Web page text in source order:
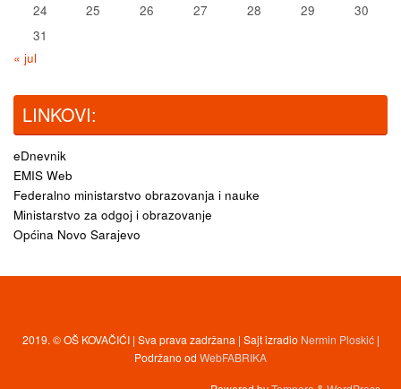
24
25 26 27 28 29
30
31
« jul
LINKOVI:
eDnevnik
EMIS Web
Federalno ministarstvo obrazovanja i nauke
Ministarstvo za odgoj i obrazovanje
Općina Novo Sarajevo
2019. © OŠ KOVAČIĆI | Sva prava zadržana | Sajt izradio Nermin Ploskić|
Podržano od WebFABRIKA